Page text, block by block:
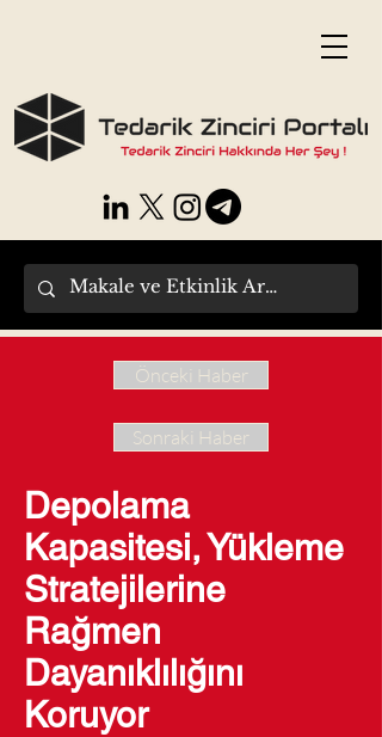
Önceki Haber
Sonraki Haber
Depolama
Kapasitesi, Yükleme
Stratejilerine
Rağmen
Dayanıklılığını
Koruyor